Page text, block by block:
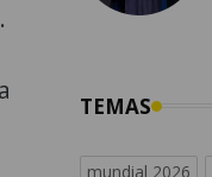
TEMAS
mundial 2026